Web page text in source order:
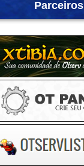
Parceiros